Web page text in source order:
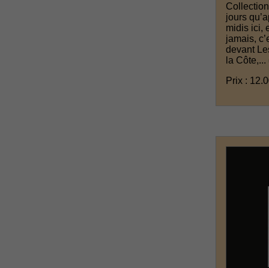
jours
midis ici,
jamais,
devant
la Côte,...
Prix :